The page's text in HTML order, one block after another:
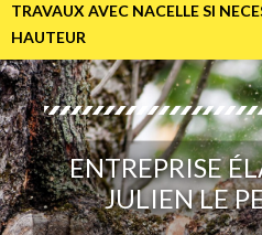
TRAVAUX AVEC NACELLE SI
HAUTEUR
ENTREPRISE
JULIEN LE